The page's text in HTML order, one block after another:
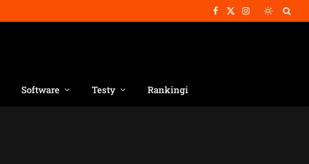
Facebook
X
Instagram
Software Testy Rankingi